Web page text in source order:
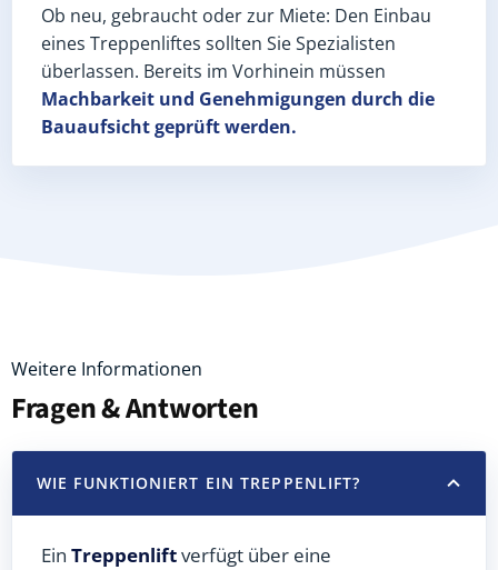
Ob neu, gebraucht oder zur Miete: Den Einbau
eines Treppenliftes sollten Sie Spezialisten
überlassen. Bereits im Vorhinein müssen
Machbarkeit und Genehmigungen durch die
Bauaufsicht geprüft werden.
Weitere Informationen
Fragen & Antworten
WIE FUNKTIONIERT EIN TREPPENLIFT?
Ein Treppenliftverfügt über eine